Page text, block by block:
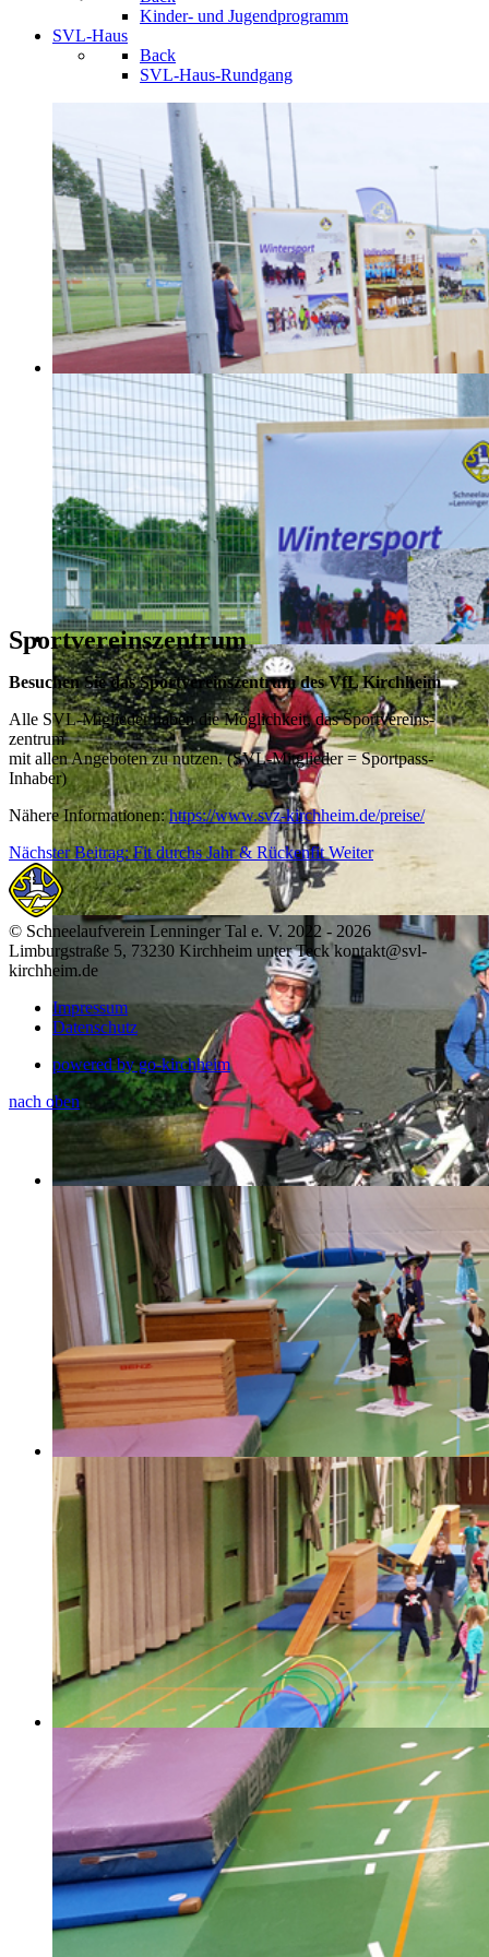
Kinder- und Jugendprogramm
SVL-Haus
Back
SVL-Haus-Rundgang
Sportvereinszentrum
Besuchen Sie das Sportvereins­zentrum des VfL Kirchheim
Alle SVL-Miglieder haben die Möglichkeit, das Sportvereins­
zentrum
mit allen Angeboten zu nutzen. (SVL-Mitglieder = Sportpass-
Inhaber)
Nähere Informationen:https://www.svz-kirchheim.de/preise/
Nächster Beitrag: Fit durchs Jahr & RückenfitWeiter
© Schneelaufverein Lenninger Tal e. V. 2022 - 2026
Limburgstraße 5, 73230 Kirchheim unter Teck kontakt@svl-
kirchheim.de
Impressum
Datenschutz
powered by go-kirchheim
nach oben